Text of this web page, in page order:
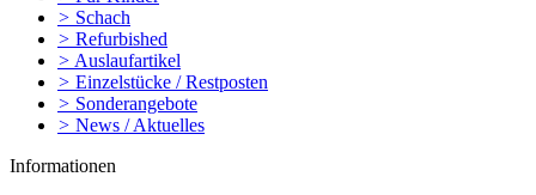
> Schach
> Refurbished
> Auslaufartikel
> Einzelstücke / Restposten
> Sonderangebote
> News / Aktuelles
Informationen